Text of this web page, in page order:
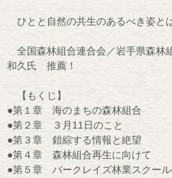
ひとと自然の共生のあるべき姿と
全国森林組合連合会／岩手県森林
和久氏 推薦！
【もくじ】
●第１章 海のまちの森林組合
●第２章 ３月11日のこと
●第３章 錯綜する情報と絶望
●第４章 森林組合再生に向けて
●第５章 バークレイズ林業スクー